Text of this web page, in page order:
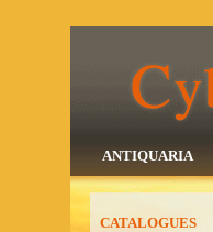
ANTIQUARIA
CATALOGUES